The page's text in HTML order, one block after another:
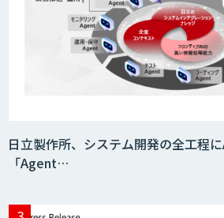
AI-OCR × BPOサ
日立製作所、システム開発の全工程
「Agent…